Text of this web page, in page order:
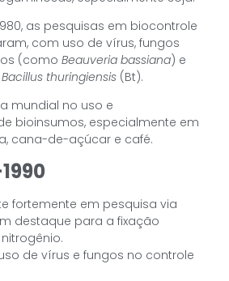
as pesquisas em biocontrole
com uso de vírus, fungos
(como Beauveria bassiana) e
Bacillus thuringiensis (Bt).
mundial no uso e
bioinsumos, especialmente em
cana-de-açúcar e café.
fortemente em pesquisa via
destaque para a fixação
de vírus e fungos no controle